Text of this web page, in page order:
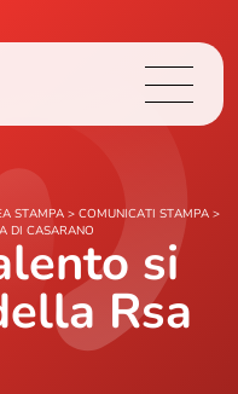
STAMPA > COMUNICATI STAMPA >
DI CASARANO
si
Rsa